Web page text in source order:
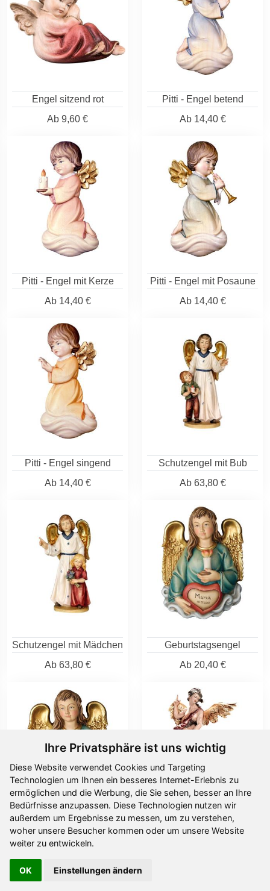
Ihre Privatsphäre ist uns wichtig
Diese Website verwendet Cookies und Targeting
Technologien um Ihnen ein besseres Internet-Erlebnis zu
ermöglichen und die Werbung, die Sie sehen, besser an Ihre
Bedürfnisse anzupassen. Diese Technologien nutzen wir
außerdem um Ergebnisse zu messen, um zu verstehen,
woher unsere Besucher kommen oder um unsere Website
weiter zu entwickeln.
OK Einstellungen ändern
Engel sitzend rot
Ab 9,60 €
Pitti - Engel betend
Ab14,40 €
Pitti - Engel mit Kerze
Ab14,40 €
Pitti - Engel mit Posaune
Ab14,40 €
Pitti - Engel singend
Ab14,40 €
Schutzengel mit Bub
Ab63,80 €
Schutzengel mit Mädchen
Ab63,80 €
Geburtstagsengel
Ab20,40 €
Geburtstagsengel
Ab20,40 €
Hl. Schutzengel Raphael